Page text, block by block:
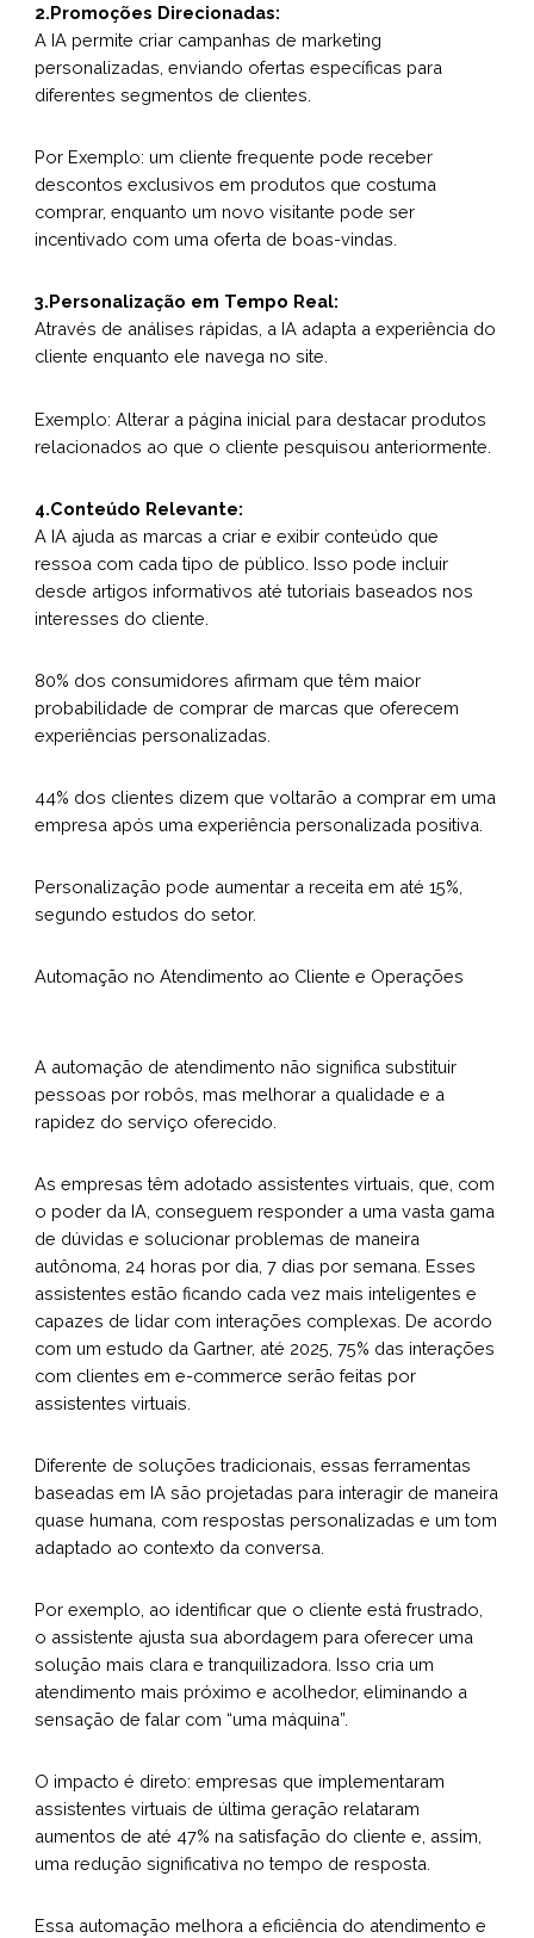
2.Promoções Direcionadas:
A IA permite criar campanhas de marketing
personalizadas, enviando ofertas específicas para
diferentes segmentos de clientes.
Por Exemplo: um cliente frequente pode receber
descontos exclusivos em produtos que costuma
comprar, enquanto um novo visitante pode ser
incentivado com uma oferta de boas-vindas.
3.Personalização em Tempo Real:
Através de análises rápidas, a IA adapta a experiência do
cliente enquanto ele navega no site.
Exemplo: Alterar a página inicial para destacar produtos
relacionados ao que o cliente pesquisou anteriormente.
4.Conteúdo Relevante:
A IA ajuda as marcas a criar e exibir conteúdo que
ressoa com cada tipo de público. Isso pode incluir
desde artigos informativos até tutoriais baseados nos
interesses do cliente.
80% dos consumidores afirmam que têm maior
probabilidade de comprar de marcas que oferecem
experiências personalizadas.
44% dos clientes dizem que voltarão a comprar em uma
empresa após uma experiência personalizada positiva.
Personalização pode aumentar a receita em até 15%,
segundo estudos do setor.
Automação no Atendimento ao Cliente e Operações
A automação de atendimento não significa substituir
pessoas por robôs, mas melhorar a qualidade e a
rapidez do serviço oferecido.
As empresas têm adotado assistentes virtuais, que, com
o poder da IA, conseguem responder a uma vasta gama
de dúvidas e solucionar problemas de maneira
autônoma, 24 horas por dia, 7 dias por semana. Esses
assistentes estão ficando cada vez mais inteligentes e
capazes de lidar com interações complexas. De acordo
com um estudo da Gartner, até 2025, 75% das interações
com clientes em e-commerce serão feitas por
assistentes virtuais.
Diferente de soluções tradicionais, essas ferramentas
baseadas em IA são projetadas para interagir de maneira
quase humana, com respostas personalizadas e um tom
adaptado ao contexto da conversa.
Por exemplo, ao identificar que o cliente está frustrado,
o assistente ajusta sua abordagem para oferecer uma
solução mais clara e tranquilizadora. Isso cria um
atendimento mais próximo e acolhedor, eliminando a
sensação de falar com “uma máquina”.
O impacto é direto: empresas que implementaram
assistentes virtuais de última geração relataram
aumentos de até 47% na satisfação do cliente e, assim,
uma redução significativa no tempo de resposta.
Essa automação melhora a eficiência do atendimento e